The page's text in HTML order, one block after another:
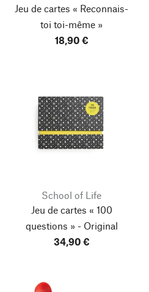
Jeu de cartes « Reconnais-
toi toi-même »
18,90 €
School of Life
Jeu de cartes « 100
questions » - Original
34,90 €